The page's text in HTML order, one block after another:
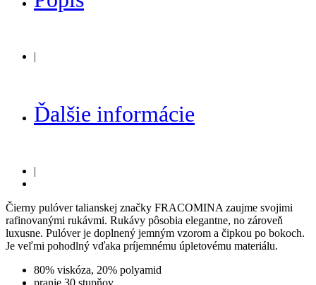
|
Ďalšie informácie
|
Čierny pulóver talianskej značky FRACOMINA zaujme svojimi
rafinovanými rukávmi. Rukávy pôsobia elegantne, no zároveň
luxusne. Pulóver je doplnený jemným vzorom a čipkou po bokoch.
Je veľmi pohodlný vďaka príjemnému úpletovému materiálu.
80% viskóza, 20% polyamid
pranie 30 stupňov